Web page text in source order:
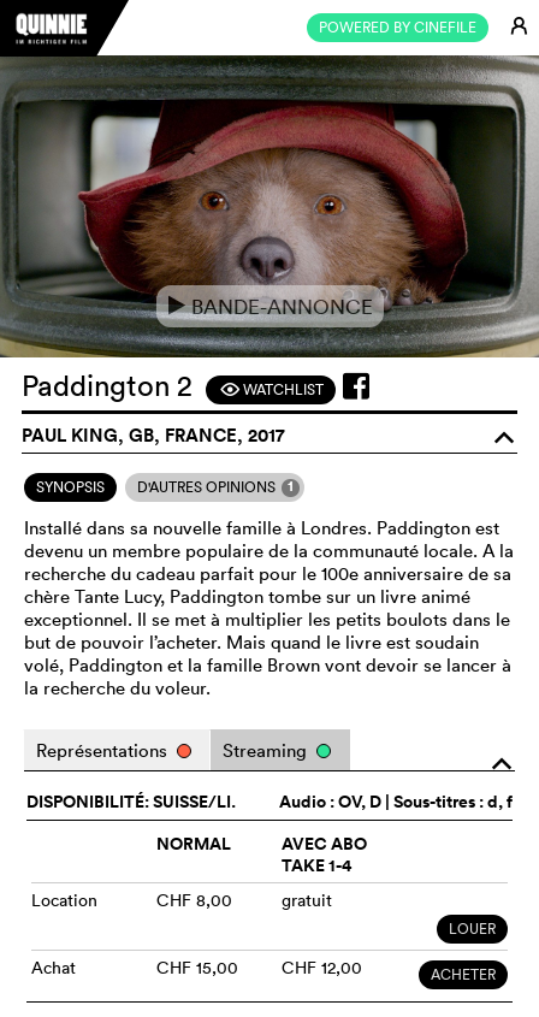
POWERED BY CINEFILE E
eBANDE-ANNONCE
Paddington 2 FWATCHLIST
PAUL KING, GB, FRANCE, 2017 o
SYNOPSIS D'AUTRES OPINIONS 1
Installé dans sa nouvelle famille à Londres. Paddington est
devenu un membre populaire de la communauté locale. A la
recherche du cadeau parfait pour le 100e anniversaire de sa
chère Tante Lucy, Paddington tombe sur un livre animé
exceptionnel. Il se met à multiplier les petits boulots dans le
but de pouvoir l’acheter. Mais quand le livre est soudain
volé, Paddington et la famille Brown vont devoir se lancer à
la recherche du voleur.
o
Représentations Streaming
Audio :OV, D | Sous-titres : d, f
DISPONIBILITÉ: SUISSE/LI.
NORMAL
AVEC ABO
TAKE 1-4
Location CHF 8,00 gratuit
LOUER
Achat CHF 15,00 CHF 12,00 ACHETER